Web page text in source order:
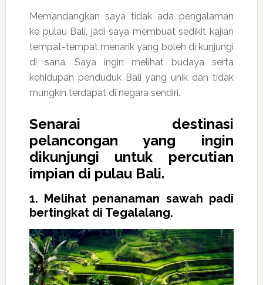
Memandangkan saya tidak ada pengalaman
ke pulau Bali, jadi saya membuat sedikit kajian
tempat-tempat menarik yang boleh di kunjungi
di sana. Saya ingin melihat budaya serta
kehidupan penduduk Bali yang unik dan tidak
mungkin terdapat di negara sendiri.
Senarai destinasi
pelancongan yang ingin
dikunjungi untuk percutian
impian di pulau Bali.
1. Melihat penanaman sawah padi
bertingkat di Tegalalang.